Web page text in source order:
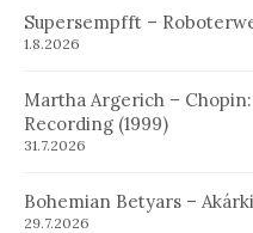
Supersempfft –
1.8.2026
Martha Argerich –
Recording (1999)
31.7.2026
Bohemian Betyars –
29.7.2026